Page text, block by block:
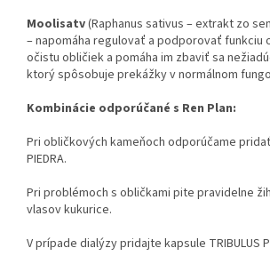
Moolisatv(Raphanus sativus – extrakt zo
– napomáha regulovať a podporovať funkciu
očistu obličiek a pomáha im zbaviť sa
ktorý spôsobuje prekážky v normálnom
Kombinácie odporúčané s Ren Plan:
Pri obličkových kameňoch odporúčame pridať
PIEDRA.
Pri problémoch s obličkami pite pravidelne
vlasov kukurice.
V prípade dialýzy pridajte kapsule TRIBULUS